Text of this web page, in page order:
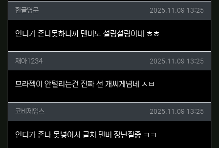
한글영문님의 댓글
한글영문 작성일
2025.11.09 13:25
인디가 존나못하니까 덴버도 설렁설렁이네 ㅎㅎ
재아1234님의 댓글
재아1234 작성일
2025.11.09 13:25
므라젝이 안털리는건 진짜 선 개씨게넘네 ㅅㅂ
코비제임스님의 댓글
코비제임스 작성일
2025.11.09 13:25
인디가 존나 못넣어서 글치 덴버 장난질중 ㅋㅋ